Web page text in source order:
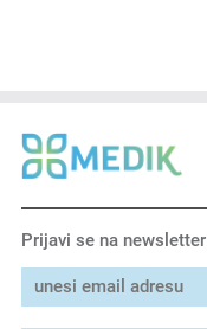
Prijavi se na newsletter